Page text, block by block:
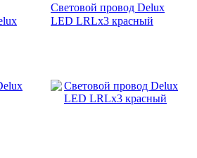
из гибких полимеров,
выполняет функции световой
Световой провод Delux
LED LRLx3 красный